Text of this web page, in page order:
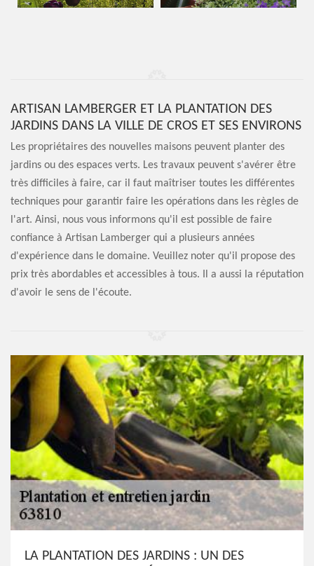
ARTISAN LAMBERGER ET LA PLANTATION DES
JARDINS DANS LA VILLE DE CROS ET SES ENVIRONS
Les propriétaires des nouvelles maisons peuvent planter des
jardins ou des espaces verts. Les travaux peuvent s'avérer être
très difficiles à faire, car il faut maîtriser toutes les différentes
techniques pour garantir faire les opérations dans les règles de
l'art. Ainsi, nous vous informons qu'il est possible de faire
confiance à Artisan Lamberger qui a plusieurs années
d'expérience dans le domaine. Veuillez noter qu'il propose des
prix très abordables et accessibles à tous. Il a aussi la réputation
d'avoir le sens de l'écoute.
LA PLANTATION DES JARDINS : UN DES